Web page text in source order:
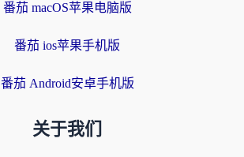
番茄 macOS苹果电脑版
番茄 ios苹果手机版
番茄 Android安卓手机版
关于我们